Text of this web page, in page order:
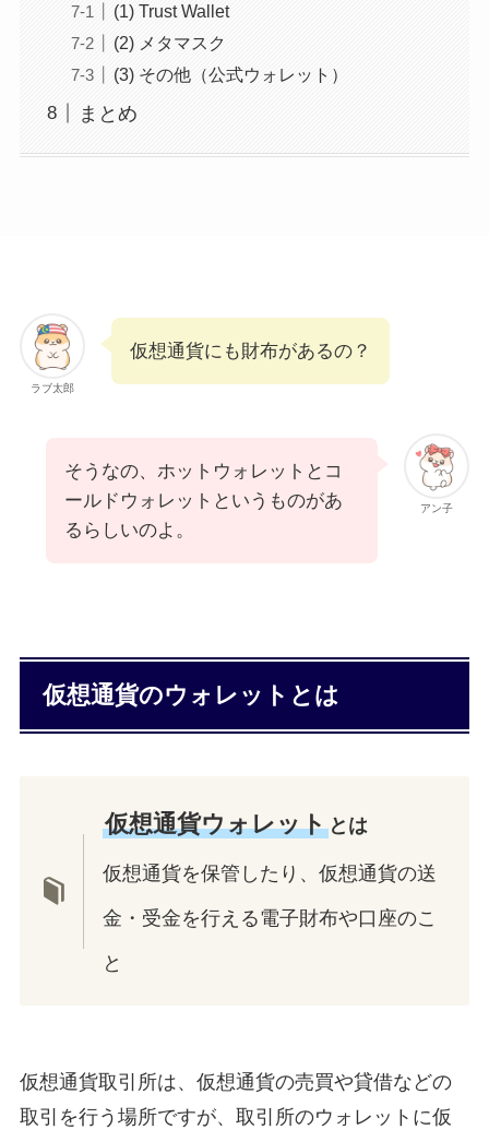
(1) Trust Wallet
(2) メタマスク
(3) その他（公式ウォレット）
まとめ
ラブ太郎
仮想通貨にも財布があるの？
アン子
そうなの、ホットウォレットとコ
ールドウォレットというものがあ
るらしいのよ。
仮想通貨のウォレットとは
仮想通貨ウォレット とは
仮想通貨を保管したり、仮想通貨の送
金・受金を行える電子財布や口座のこ
と
仮想通貨取引所は、仮想通貨の売買や貸借などの
取引を行う場所ですが、取引所のウォレットに仮